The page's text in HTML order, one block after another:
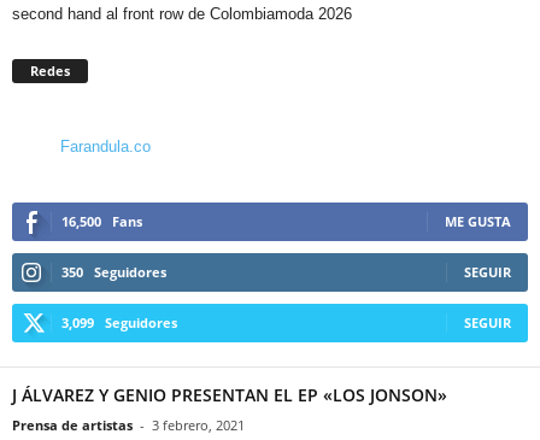
second hand al front row de Colombiamoda 2026
Redes
Farandula.co
16,500 Fans ME GUSTA
350 Seguidores SEGUIR
3,099 Seguidores SEGUIR
J ÁLVAREZ Y GENIO PRESENTAN EL EP «LOS JONSON»
Prensa de artistas - 3 febrero, 2021